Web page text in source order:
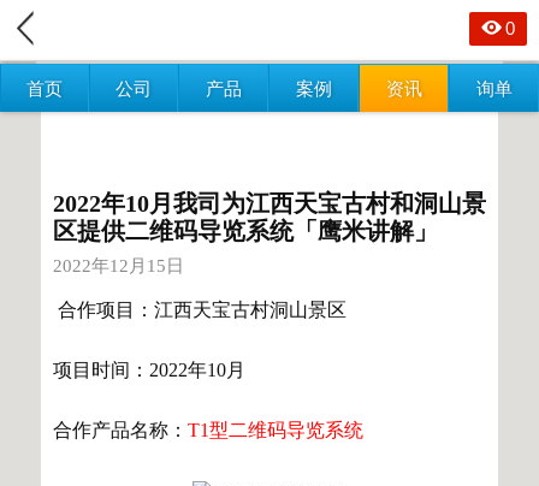
首页 公司 产品 案例 资讯 询单
0
2022年10月我司为江西天宝古村和洞山景
区提供二维码导览系统「鹰米讲解」
2022年12月15日
合作项目：江西天宝古村洞山景区
项目时间：2022年10月
合作产品名称： T1型二维码导览系统